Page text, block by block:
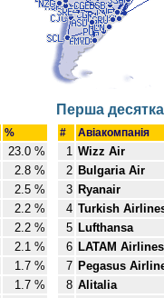
%
23.0 %
2.8 %
2.5 %
2.2 %
2.2 %
2.1 %
1.7 %
1.7 %
Перша
# Авіакомпанія
1 Wizz Air
2 Bulgaria Air
3 Ryanair
4 Turkish
5 Lufthansa
6 LATAM Airlines
7 Pegasus
8 Alitalia